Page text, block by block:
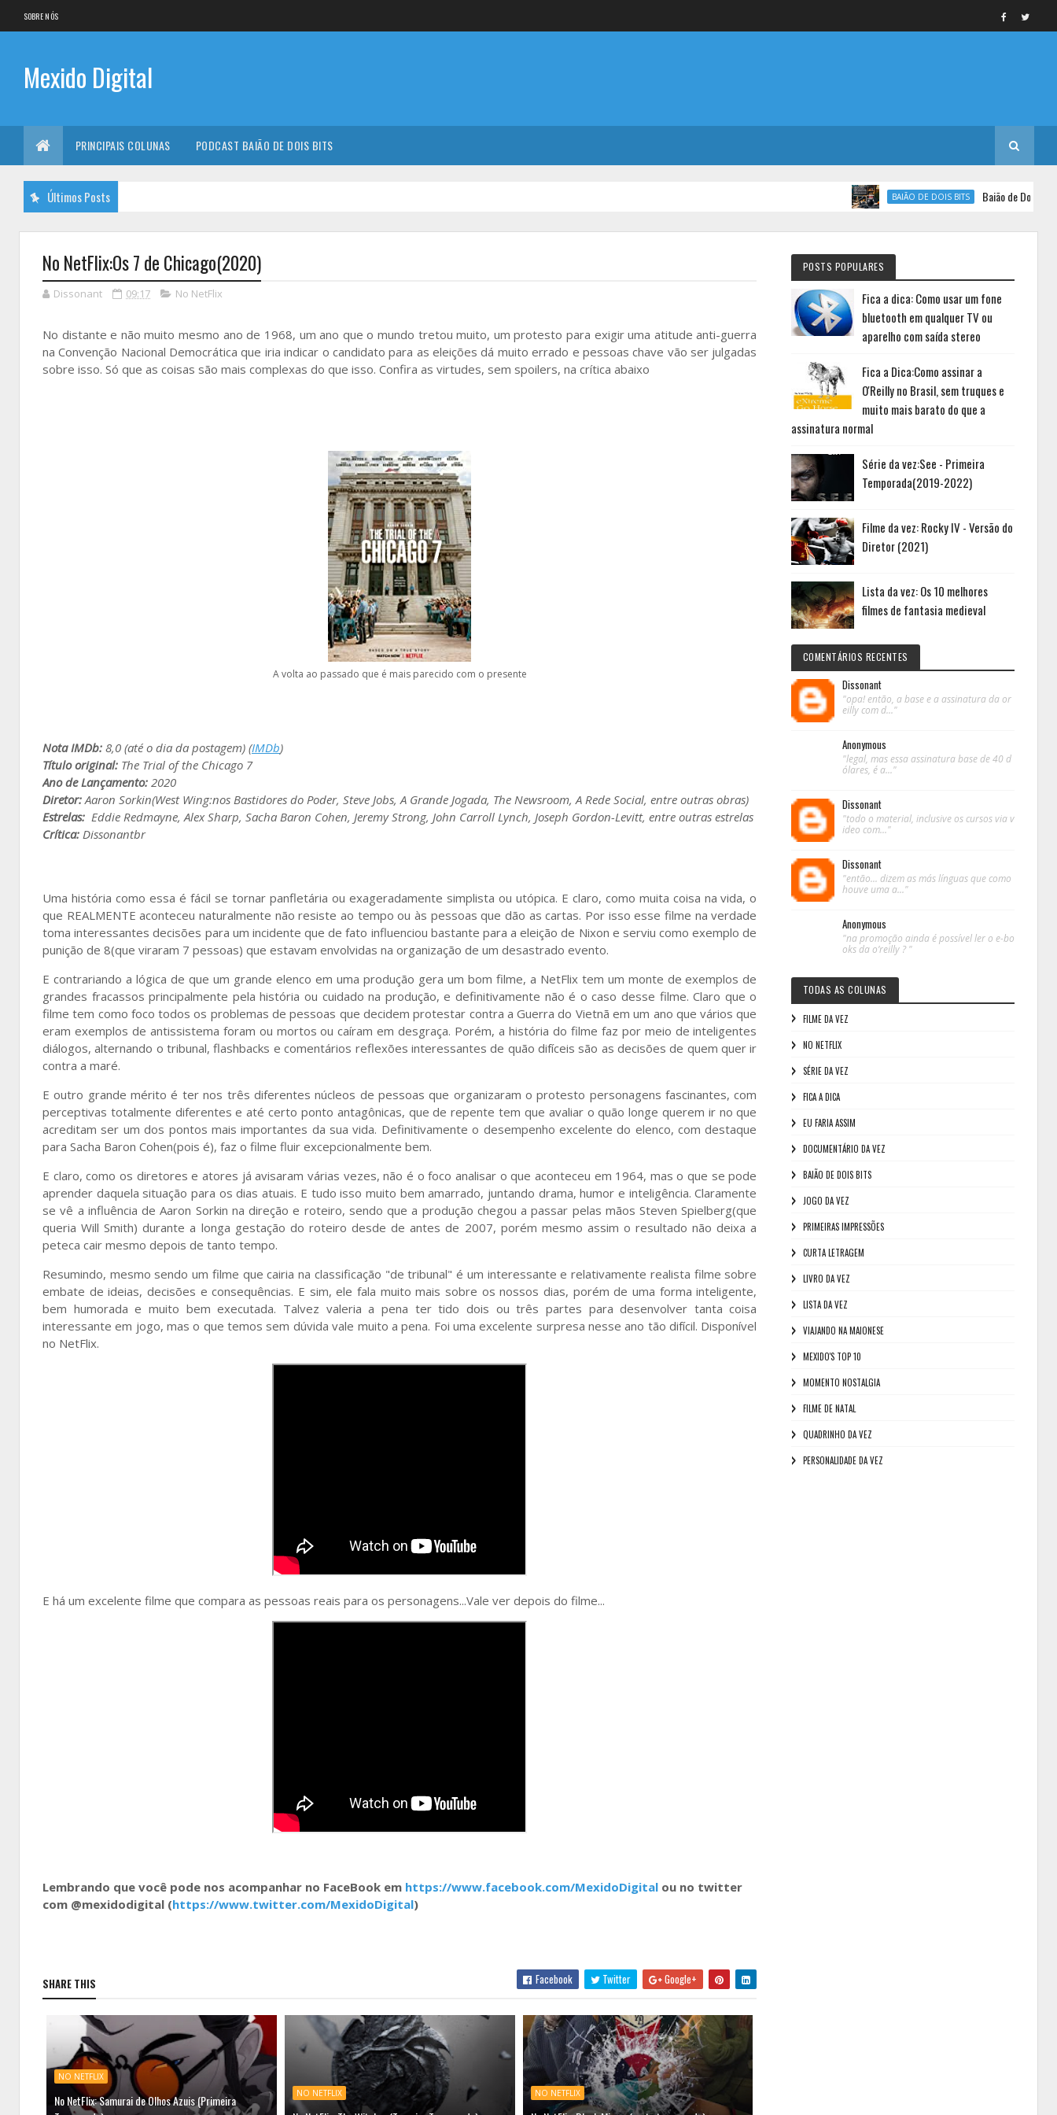
SOBRE NÓS
Mexido Digital
PRINCIPAIS COLUNAS PODCAST BAIÃO DE DOIS BITS
Últimos Posts BAIÃO DE DOIS BITS Baião de Dois Bits -
No NetFlix:Os 7 de Chicago(2020)
Dissonant 09:17 No NetFlix
No distante e não muito mesmo ano de 1968, um ano que o mundo tretou muito, um protesto para exigir uma atitude anti-guerra
na Convenção Nacional Democrática que iria indicar o candidato para as eleições dá muito errado e pessoas chave vão ser julgadas
sobre isso. Só que as coisas são mais complexas do que isso. Confira as virtudes, sem spoilers, na crítica abaixo
A volta ao passado que é mais parecido com o presente
Nota IMDb: 8,0 (até o dia da postagem) (IMDb)
Título original: The Trial of the Chicago 7
Ano de Lançamento: 2020
Diretor: Aaron Sorkin(West Wing:nos Bastidores do Poder, Steve Jobs, A Grande Jogada, The Newsroom, A Rede Social, entre outras obras)
Estrelas: Eddie Redmayne, Alex Sharp, Sacha Baron Cohen, Jeremy Strong, John Carroll Lynch, Joseph Gordon-Levitt, entre outras estrelas
Crítica: Dissonantbr
Uma história como essa é fácil se tornar panfletária ou exageradamente simplista ou utópica. E claro, como muita coisa na vida, o
que REALMENTE aconteceu naturalmente não resiste ao tempo ou às pessoas que dão as cartas. Por isso esse filme na verdade
toma interessantes decisões para um incidente que de fato influenciou bastante para a eleição de Nixon e serviu como exemplo de
punição de 8(que viraram 7 pessoas) que estavam envolvidas na organização de um desastrado evento.
E contrariando a lógica de que um grande elenco em uma produção gera um bom filme, a NetFlix tem um monte de exemplos de
grandes fracassos principalmente pela história ou cuidado na produção, e definitivamente não é o caso desse filme. Claro que o
filme tem como foco todos os problemas de pessoas que decidem protestar contra a Guerra do Vietnã em um ano que vários que
eram exemplos de antissistema foram ou mortos ou caíram em desgraça. Porém, a história do filme faz por meio de inteligentes
diálogos, alternando o tribunal, flashbacks e comentários reflexões interessantes de quão difíceis são as decisões de quem quer ir
contra a maré.
E outro grande mérito é ter nos três diferentes núcleos de pessoas que organizaram o protesto personagens fascinantes, com
perceptivas totalmente diferentes e até certo ponto antagônicas, que de repente tem que avaliar o quão longe querem ir no que
acreditam ser um dos pontos mais importantes da sua vida. Definitivamente o desempenho excelente do elenco, com destaque
para Sacha Baron Cohen(pois é), faz o filme fluir excepcionalmente bem.
E claro, como os diretores e atores já avisaram várias vezes, não é o foco analisar o que aconteceu em 1964, mas o que se pode
aprender daquela situação para os dias atuais. E tudo isso muito bem amarrado, juntando drama, humor e inteligência. Claramente
se vê a influência de Aaron Sorkin na direção e roteiro, sendo que a produção chegou a passar pelas mãos Steven Spielberg(que
queria Will Smith) durante a longa gestação do roteiro desde de antes de 2007, porém mesmo assim o resultado não deixa a
peteca cair mesmo depois de tanto tempo.
Resumindo, mesmo sendo um filme que cairia na classificação "de tribunal" é um interessante e relativamente realista filme sobre
embate de ideias, decisões e consequências. E sim, ele fala muito mais sobre os nossos dias, porém de uma forma inteligente,
bem humorada e muito bem executada. Talvez valeria a pena ter tido dois ou três partes para desenvolver tanta coisa
interessante em jogo, mas o que temos sem dúvida vale muito a pena. Foi uma excelente surpresa nesse ano tão difícil. Disponível
no NetFlix.
E há um excelente filme que compara as pessoas reais para os personagens...Vale ver depois do filme...
Lembrando que você pode nos acompanhar no FaceBook em https://www.facebook.com/MexidoDigital ou no twitter
com @mexidodigital (https://www.twitter.com/MexidoDigital)
SHARE THIS Facebook Twitter Google+
NO NETFLIX
No NetFlix: Samurai de Olhos Azuis (Primeira
NO NETFLIX NO NETFLIX
POSTS POPULARES
Fica a dica: Como usar um fone
bluetooth em qualquer TV ou
aparelho com saída stereo
Fica a Dica:Como assinar a
O'Reilly no Brasil, sem truques e
muito mais barato do que a
assinatura normal
Série da vez:See - Primeira
Temporada(2019-2022)
Filme da vez: Rocky IV - Versão do
Diretor (2021)
Lista da vez: Os 10 melhores
filmes de fantasia medieval
COMENTÁRIOS RECENTES
Dissonant
"opa! então, a base e a assinatura da or
eilly com d..."
Anonymous
"legal, mas essa assinatura base de 40 d
ólares, é a..."
Dissonant
"todo o material, inclusive os cursos via v
ideo com..."
Dissonant
"então... dizem as más línguas que como
houve uma a..."
Anonymous
"na promoção ainda é possível ler o e-bo
oks da o’reilly ? "
TODAS AS COLUNAS
FILME DA VEZ
NO NETFLIX
SÉRIE DA VEZ
FICA A DICA
EU FARIA ASSIM
DOCUMENTÁRIO DA VEZ
BAIÃO DE DOIS BITS
JOGO DA VEZ
PRIMEIRAS IMPRESSÕES
CURTA LETRAGEM
LIVRO DA VEZ
LISTA DA VEZ
VIAJANDO NA MAIONESE
MEXIDO'S TOP 10
MOMENTO NOSTALGIA
FILME DE NATAL
QUADRINHO DA VEZ
PERSONALIDADE DA VEZ